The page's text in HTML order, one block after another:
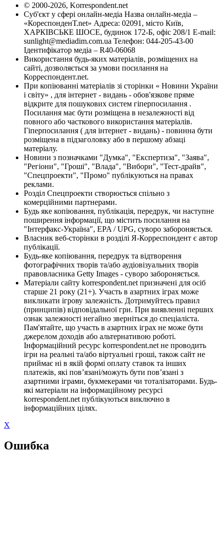
© 2000-2026, Korrespondent.net
Суб'єкт у сфері онлайн-медіа Назва онлайн-медіа –
«КореспонденТ.net» Адреса: 02091, місто Київ,
ХАРКІВСЬКЕ ШОСЕ, будинок 172-Б, офіс 208/1 E-mail:
sunlight@mediadim.com.ua Телефон: 044-205-43-00
Ідентифікатор медіа – R40-06068
Використання будь-яких матеріалів, розміщених на
сайті, дозволяється за умови посилання на
Корреспондент.net.
При копіюванні матеріалів зі сторінки « Новини України
і світу» , для інтернет - видань - обов'язкове пряме
відкрите для пошукових систем гіперпосилання .
Посилання має бути розміщена в незалежності від
повного або часткового використання матеріалів.
Гіперпосилання ( для інтернет - видань) - повинна бути
розміщена в підзаголовку або в першому абзаці
матеріалу.
Новини з позначками "Думка", "Експертиза", "Заява",
"Регіони", "Гроші", "Влада", "Вибори", "Тест-драйв",
"Спецпроекти", "Промо" публікуються на правах
реклами.
Розділ Спецпроекти створюється спільно з
комерційними партнерами.
Будь яке копіювання, публікація, передрук, чи наступне
поширення інформації, що містить посилання на
"Інтерфакс-Україна", EPA / UPG, суворо забороняється.
Власник веб-сторінки в розділі Я-Корреспондент є автор
публікації.
Будь-яке копіювання, передрук та відтворення
фотографічних творів та/або аудіовізуальних творів
правовласника Getty Images - суворо забороняється.
Матеріали сайту korrespondent.net призначені для осіб
старше 21 року (21+). Участь в азартних іграх може
викликати ігрову залежність. Дотримуйтесь правил
(принципів) відповідальної гри. При виявленні перших
ознак залежності негайно зверніться до спеціаліста.
Пам'ятайте, що участь в азартних іграх не може бути
джерелом доходів або альтернативою роботі.
Інформаційний ресурс korrespondent.net не проводить
ігри на реальні та/або віртуальні гроші, також сайт не
приймає ні в якій формі оплату ставок та інших
платежів, які пов’язані/можуть бути пов’язані з
азартними іграми, букмекерами чи тоталізаторами. Будь-
які матеріали на інформаційному ресурсі
korrespondent.net публікуються виключно в
інформаційних цілях.
X
Ошибка